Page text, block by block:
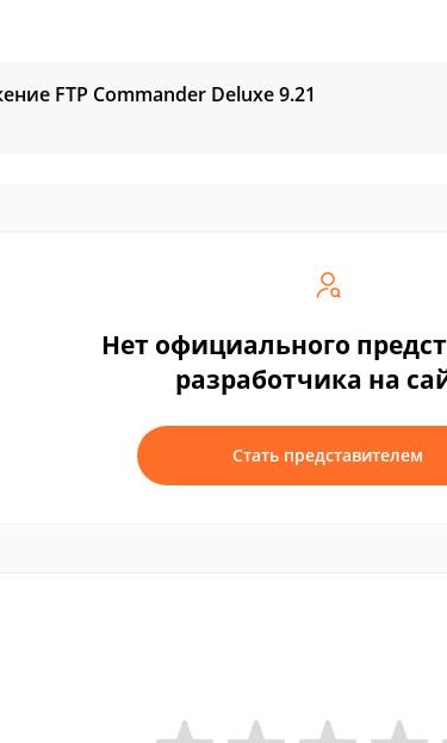
FTP Commander Deluxe9.21
Нет официального
разработчика на
Стать представителем